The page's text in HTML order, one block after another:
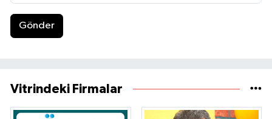
Gönder
Vitrindeki Firmalar